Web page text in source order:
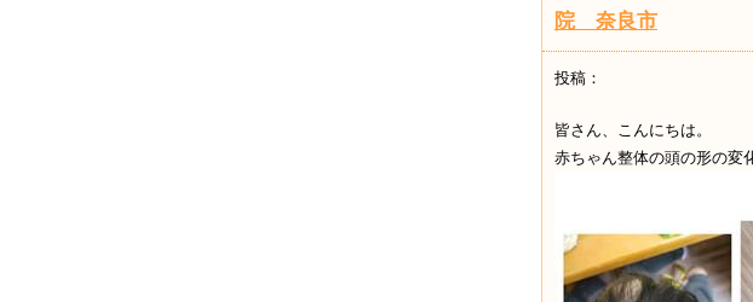
院 奈良市
投稿：
皆さん、こんにちは。
赤ちゃん整体の頭